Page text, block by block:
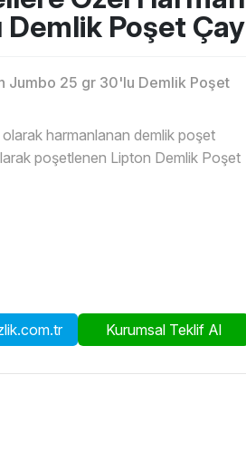
Poşet Çay
Jumbo 25 gr 30'lu Demlik Poşet
harmanlanan demlik poşet
poşetlenen Lipton Demlik Poşet
Kurumsal Teklif Al